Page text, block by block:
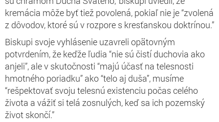
kremácia môže byť tiež povolená, pokiaľ nie je “zvolená
z dôvodov, ktoré sú v rozpore s kresťanskou doktrínou.”
Biskupi svoje vyhlásenie uzavreli opätovným
potvrdením, že keďže ľudia “nie sú čistí duchovia ako
anjeli”, ale v skutočnosti “majú účasť na telesnosti
hmotného poriadku” ako “telo aj duša”, musíme
“rešpektovať svoju telesnú existenciu počas celého
života a vážiť si telá zosnulých, keď sa ich pozemský
život skončí.”